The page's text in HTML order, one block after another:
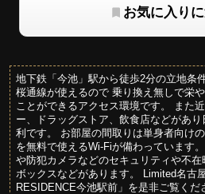
お気に入り
地下鉄「今池」駅から徒歩2分の立地条
桜通線が使えるので 乗り換え無しで栄
ことができるアクセス環境です。 また
ー、ドラッグストア、飲食店などがあ
利です。 お部屋の間取りは単身者向け
を無料で使えるWi-Fiが備わっています
や防犯カメラなどのセキュリティや不
ボックスなどがあります。 Limited名古
RESIDENCE今池駅前」を是非ご覧くだ